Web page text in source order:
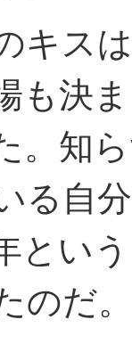
キス
も決
。知
る自
とい
のだ。